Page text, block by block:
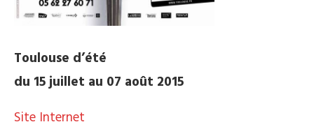
Toulouse d’été
du 15 juillet au 07 août 2015
Site Internet